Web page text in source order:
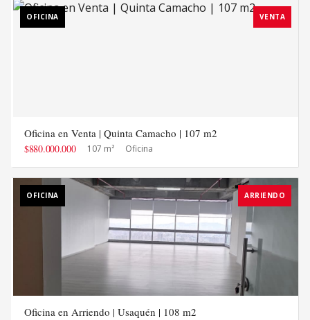
OFICINA VENTA
Oficina en Venta | Quinta Camacho | 107 m2
$880.000.000 107 m² Oficina
OFICINA ARRIENDO
Oficina en Arriendo | Usaquén | 108 m2